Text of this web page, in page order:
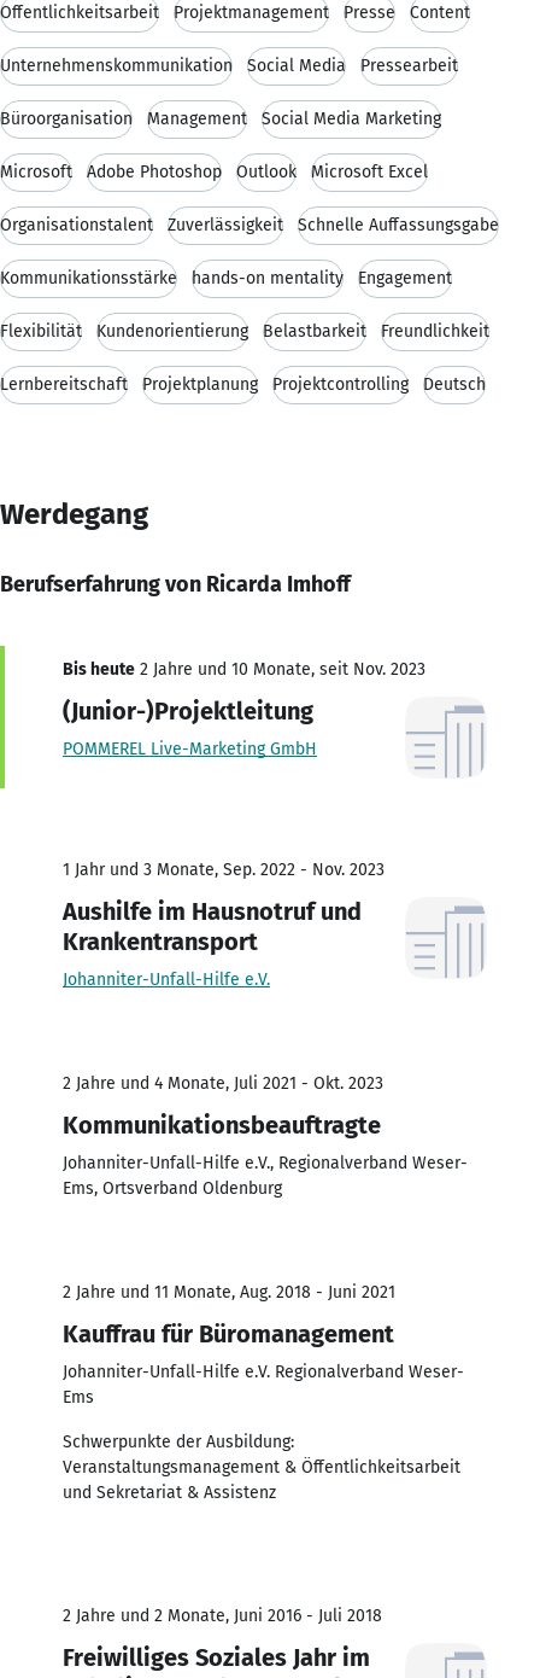
Öffentlichkeitsarbeit Projektmanagement Presse Content
Unternehmenskommunikation Social Media Pressearbeit
Büroorganisation Management Social Media Marketing
Microsoft Adobe Photoshop Outlook Microsoft Excel
Organisationstalent Zuverlässigkeit Schnelle Auffassungsgabe
Kommunikationsstärke hands-on mentality Engagement
Flexibilität Kundenorientierung Belastbarkeit Freundlichkeit
Lernbereitschaft Projektplanung Projektcontrolling Deutsch
Werdegang
Berufserfahrung von Ricarda Imhoff
Bis heute 2 Jahre und 10 Monate, seit Nov. 2023
(Junior-)Projektleitung
POMMEREL Live-Marketing GmbH
1 Jahr und 3 Monate, Sep. 2022 - Nov. 2023
Aushilfe im Hausnotruf und
Krankentransport
Johanniter-Unfall-Hilfe e.V.
2 Jahre und 4 Monate, Juli 2021 - Okt. 2023
Kommunikationsbeauftragte
Johanniter-Unfall-Hilfe e.V., Regionalverband Weser-
Ems, Ortsverband Oldenburg
2 Jahre und 11 Monate, Aug. 2018 - Juni 2021
Kauffrau für Büromanagement
Johanniter-Unfall-Hilfe e.V. Regionalverband Weser-
Ems
Schwerpunkte der Ausbildung:
Veranstaltungsmanagement & Öffentlichkeitsarbeit
und Sekretariat & Assistenz
2 Jahre und 2 Monate, Juni 2016 - Juli 2018
Freiwilliges Soziales Jahr im